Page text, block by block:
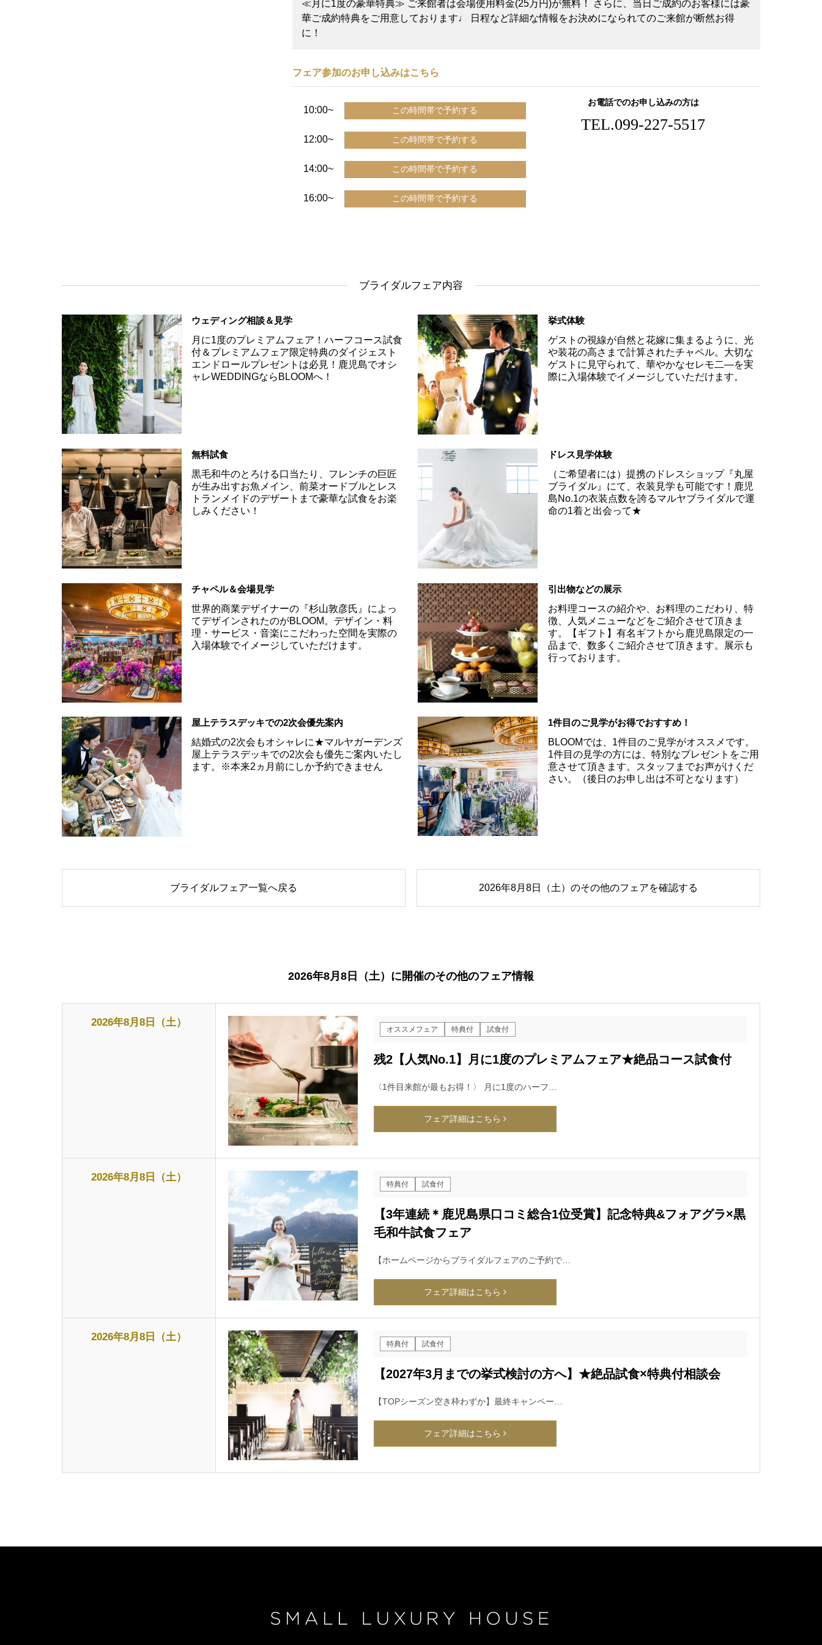
≪月に1度の豪華特典≫ ご来館者は会場使用料金(25万円)が無料！ さらに、当日ご成約のお客様には豪
華ご成約特典をご用意しております♩ 日程など詳細な情報をお決めになられてのご来館が断然お得
に！
フェア参加のお申し込みはこちら
10:00~
12:00~
14:00~
16:00~
お電話でのお申し込みの方は
TEL.099-227-5517
ブライダルフェア内容
ウェディング相談＆見学
月に1度のプレミアムフェア！ハーフコース試食
付＆プレミアムフェア限定特典のダイジェスト
エンドロールプレゼントは必見！鹿児島でオシ
ャレWEDDINGならBLOOMへ！
挙式体験
ゲストの視線が自然と花嫁に集まるように、光
や装花の高さまで計算されたチャペル。大切な
ゲストに見守られて、華やかなセレモ二―を実
際に入場体験でイメージしていただけます。
無料試食
黒毛和牛のとろける口当たり、フレンチの巨匠
が生み出すお魚メイン、前菜オードブルとレス
トランメイドのデザートまで豪華な試食をお楽
しみください！
ドレス見学体験
（ご希望者には）提携のドレスショップ『丸屋
ブライダル』にて、衣装見学も可能です！鹿児
島No.1の衣装点数を誇るマルヤブライダルで運
命の1着と出会って★
チャペル＆会場見学
世界的商業デザイナーの『杉山敦彦氏』によっ
てデザインされたのがBLOOM。デザイン・料
理・サービス・音楽にこだわった空間を実際の
入場体験でイメージしていただけます。
引出物などの展示
お料理コースの紹介や、お料理のこだわり、特
徴、人気メニューなどをご紹介させて頂きま
す。【ギフト】有名ギフトから鹿児島限定の一
品まで、数多くご紹介させて頂きます。展示も
行っております。
屋上テラスデッキでの2次会優先案内
結婚式の2次会もオシャレに★マルヤガーデンズ
屋上テラスデッキでの2次会も優先ご案内いたし
ます。※本来2ヵ月前にしか予約できません
1件目のご見学がお得でおすすめ！
BLOOMでは、1件目のご見学がオススメです。
1件目の見学の方には、特別なプレゼントをご用
意させて頂きます。スタッフまでお声がけくだ
さい。（後日のお申し出は不可となります）
ブライダルフェア一覧へ戻る 2026年8月8日（土）のその他のフェアを確認する
2026年8月8日（土）に開催のその他のフェア情報
2026年8月8日（土）
オススメフェア 特典付 試食付
残2【人気No.1】月に1度のプレミアムフェア★絶品コース試食付
〈1件目来館が最もお得！〉 月に1度のハーフ…
フェア詳細はこちら
2026年8月8日（土）
特典付 試食付
【3年連続＊鹿児島県口コミ総合1位受賞】記念特典&フォアグラ×黒
毛和牛試食フェア
【ホームページからブライダルフェアのご予約で…
フェア詳細はこちら
2026年8月8日（土）
特典付 試食付
【2027年3月までの挙式検討の方へ】★絶品試食×特典付相談会
【TOPシーズン空き枠わずか】最終キャンペー…
フェア詳細はこちら